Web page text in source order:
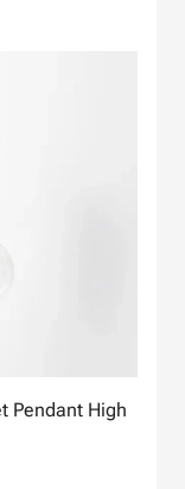
Pendant High